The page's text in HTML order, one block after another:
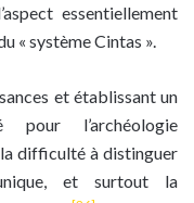
essentiellement
« système Cintas ».
et établissant un
l’archéologie
difficulté à distinguer
et surtout la